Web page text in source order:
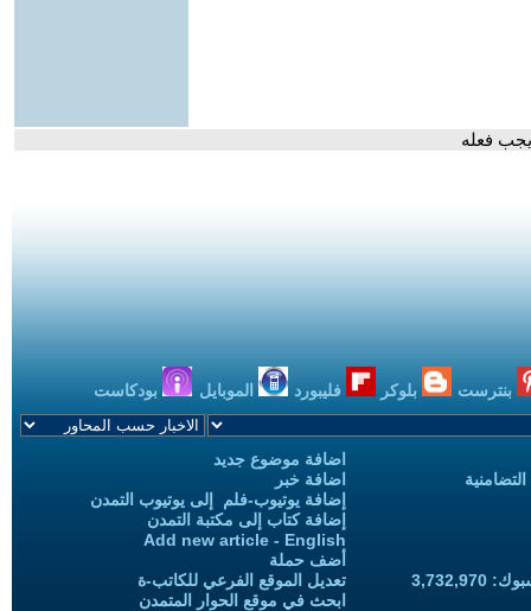
يجب فعله
بنترست بلوكر فليبورد الموبايل بودكاست
اضافة موضوع جديد
اضافة خبر
إضافة يوتيوب-فلم إلى يوتيوب التمدن
إضافة كتاب إلى مكتبة التمدن
Add new article - English
أضف حملة
تعديل الموقع الفرعي للكاتب-ة
ابحث في موقع الحوار المتمدن